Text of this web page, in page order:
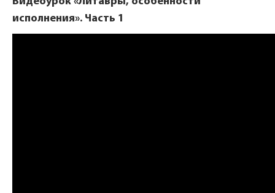
исполнения». Часть 1